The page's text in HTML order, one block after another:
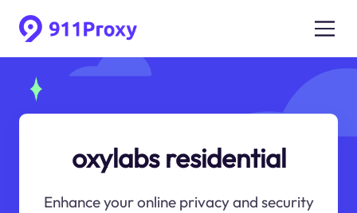
oxylabs residential
Enhance your online privacy and security